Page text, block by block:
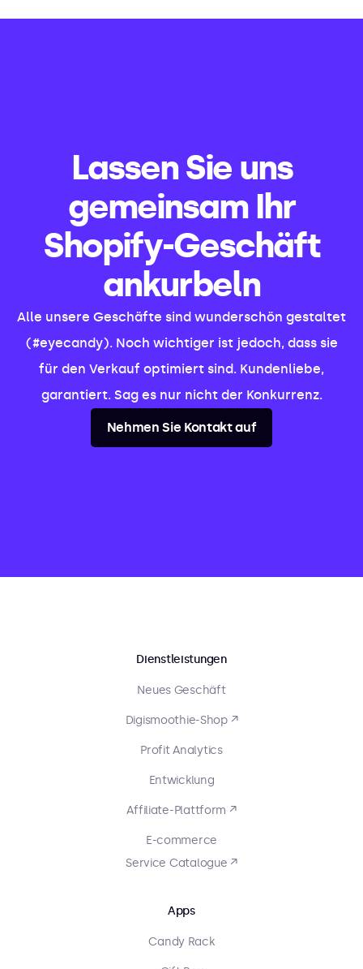
Lassen Sie uns
gemeinsam Ihr
Shopify-Geschäft
ankurbeln
Alle unsere Geschäfte sind wunderschön gestaltet
(#eyecandy). Noch wichtiger ist jedoch, dass sie
für den Verkauf optimiert sind. Kundenliebe,
garantiert. Sag es nur nicht der Konkurrenz.
Nehmen Sie Kontakt auf
Dienstleistungen
Neues Geschäft
Digismoothie-Shop ↗
Profit Analytics
Entwicklung
Affiliate-Plattform ↗
E-commerce
Service Catalogue ↗
Apps
Candy Rack